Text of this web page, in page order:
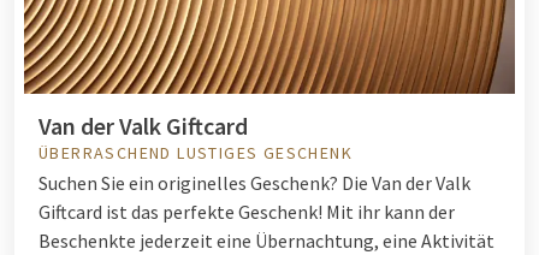
Van der Valk Giftcard
ÜBERRASCHEND LUSTIGES GESCHENK
Suchen Sie ein originelles Geschenk? Die Van der Valk
Giftcard ist das perfekte Geschenk! Mit ihr kann der
Beschenkte jederzeit eine Übernachtung, eine Aktivität